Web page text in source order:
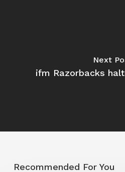
Next
ifm Razorbacks
Recommended For You